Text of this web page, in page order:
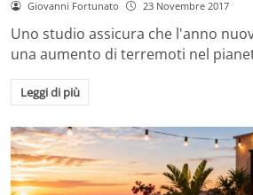
Giovanni Fortunato 23 Novembre 2017
Uno studio assicura che l'anno
una aumento di terremoti nel
Leggi di più